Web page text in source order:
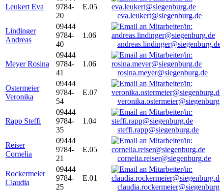
Leukert Eva
9784-
20
E.05
eva.leukert@siegenburg.de
Lindinger
Andreas
09444
9784-
40
1.06
Meyer Rosina
09444
9784-
41
1.06
rosina.meyer@siegenburg.de
Ostermeier
Veronika
09444
9784-
54
E.07
Rapp Steffi
09444
9784-
35
1.04
steffi.rapp@siegenburg.de
Reiser
Cornelia
09444
9784-
21
E.05
cornelia.reiser@siegenburg.de
Rockermeier
Claudia
09444
9784-
25
E.01